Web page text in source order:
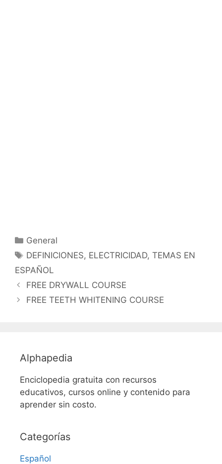
Categorías
General
Etiquetas
DEFINICIONES, ELECTRICIDAD,TEMAS EN
ESPAÑOL
FREE DRYWALL COURSE
FREE TEETH WHITENING COURSE
Alphapedia
Enciclopedia gratuita con recursos
educativos, cursos online y contenido para
aprender sin costo.
Categorías
Español